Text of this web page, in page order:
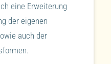
eine Erweiterung
der eigenen
auch der